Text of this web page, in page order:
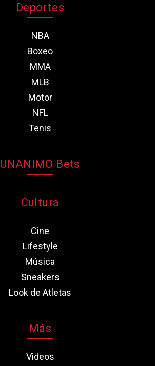
Deportes
NBA
Boxeo
MMA
MLB
Motor
NFL
Tenis
UNANIMO Bets
Cultura
Cine
Lifestyle
Música
Sneakers
Look de Atletas
Más
Videos